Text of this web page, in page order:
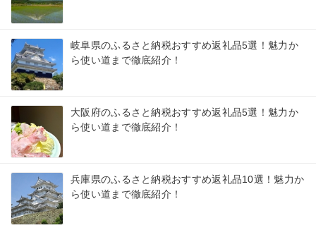
岐阜県のふるさと納税おすすめ返礼品5選！魅力か
ら使い道まで徹底紹介！
大阪府のふるさと納税おすすめ返礼品5選！魅力か
ら使い道まで徹底紹介！
兵庫県のふるさと納税おすすめ返礼品10選！魅力か
ら使い道まで徹底紹介！